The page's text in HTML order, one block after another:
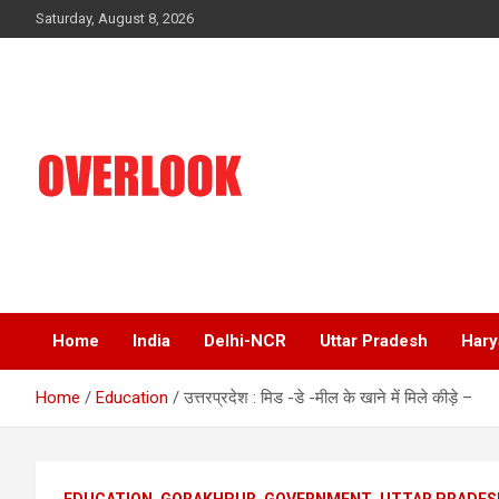
to
Saturday, August 8, 2026
Home India Delhi-NCR Uttar Pradesh
Home Education उत्तरप्रदेश : मिड -डे -मील के खाने में मिले कीड़े –